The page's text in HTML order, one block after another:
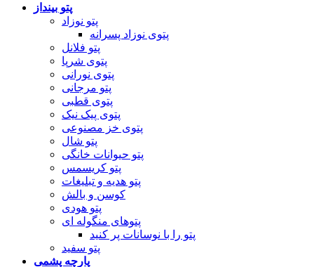
پتو بینداز
پتو نوزاد
پتوی نوزاد پسرانه
پتو فلانل
پتوی شرپا
پتوی نورانی
پتو مرجانی
پتوی قطبی
پتوی پیک نیک
پتوی خز مصنوعی
پتو شال
پتو حیوانات خانگی
پتو کریسمس
پتو هدیه و تبلیغات
کوسن و بالش
پتو هودی
پتوهای منگوله ای
پتو را با نوسانات پر کنید
پتو سفید
پارچه پشمی